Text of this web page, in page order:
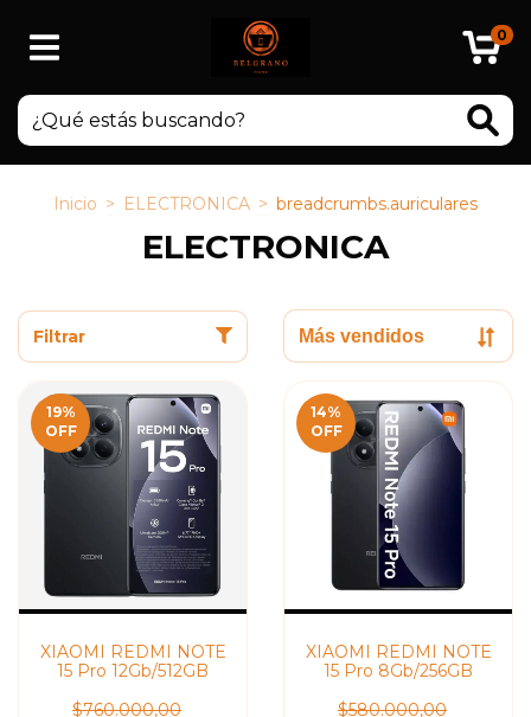
0
Inicio > ELECTRONICA > breadcrumbs.auriculares
ELECTRONICA
Filtrar
19%
OFF
XIAOMI REDMI NOTE
15 Pro 12Gb/512GB
$760.000,00
14%
OFF
XIAOMI REDMI NOTE
15 Pro 8Gb/256GB
$580.000,00